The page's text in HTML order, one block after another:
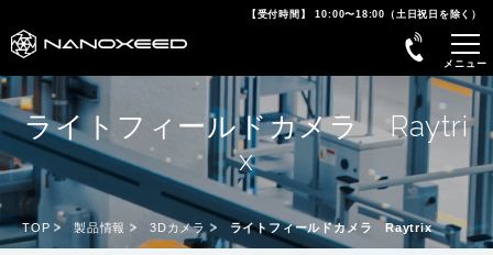
【受付時間】 10:00〜18:00（土日祝日を除く）
ライトフィールドカメラ Raytri
x
TOP 製品情報 3Dカメラ ライトフィールドカメラ Raytrix